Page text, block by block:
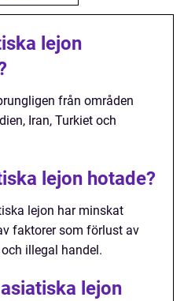
lejon
från områden
Iran, Turkiet och
lejon hotade?
lejon har minskat
faktorer som förlust av
illegal handel.
lejon